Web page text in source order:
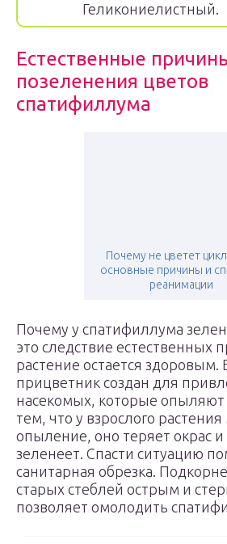
Геликониелистный.
Естественные
позеленения цветов
спатифиллума
Почему не цветет
основные причины и
реанимации
Почему у спатифиллума
это следствие естественных
растение остается
прицветник создан для
насекомых, которые опыляют
тем, что у взрослого
опыление, оно теряет окрас
зеленеет. Спасти ситуацию
санитарная обрезка.
старых стеблей острым и
позволяет омолодить